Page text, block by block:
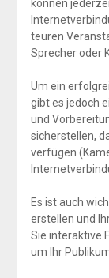
können
teuren
Sprecher oder
Um ein
gibt es jedoch
und
sicherstellen,
verfügen
Es ist auch
erstellen und
Sie interaktive
um Ihr